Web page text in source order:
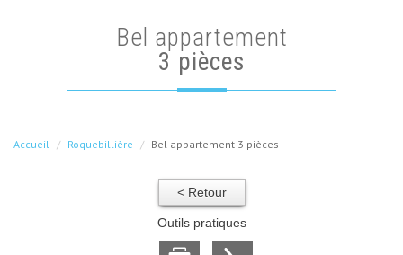
bel appartement
3 pièces
Accueil Roquebillière Bel appartement 3 pièces
< Retour
Outils pratiques